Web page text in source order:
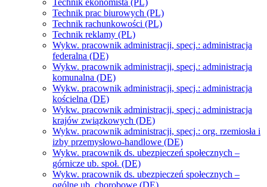
Technik ekonomista (PL)
Technik prac biurowych (PL)
Technik rachunkowości (PL)
Technik reklamy (PL)
Wykw. pracownik administracji, specj.: administracja
federalna (DE)
Wykw. pracownik administracji, specj.: administracja
komunalna (DE)
Wykw. pracownik administracji, specj.: administracja
kościelna (DE)
Wykw. pracownik administracji, specj.: administracja
krajów związkowych (DE)
Wykw. pracownik administracji, specj.: org. rzemiosła i
izby przemysłowo-handlowe (DE)
Wykw. pracownik ds. ubezpieczeń społecznych –
górnicze ub. społ. (DE)
Wykw. pracownik ds. ubezpieczeń społecznych –